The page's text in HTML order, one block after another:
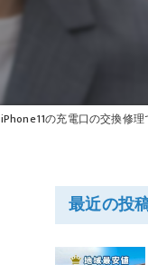
iPhone11の充電口の交換修
最近の投